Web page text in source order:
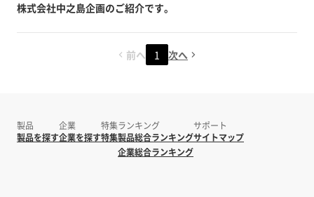
株式会社中之島企画のご紹介です。
前へ 1 次へ
製品
製品を探す
企業
企業を探す
特集
特集
ランキング
製品総合ランキング
企業総合ランキング
サポート
サイトマップ